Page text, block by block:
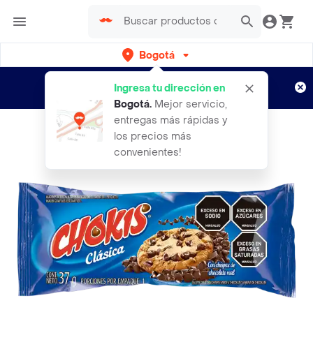
Bogotá
Ingresa tu dirección en
Bogotá. Mejor servicio,
entregas más rápidas y
los precios más
convenientes!
envíos gratis por semanas
Aplican TyC